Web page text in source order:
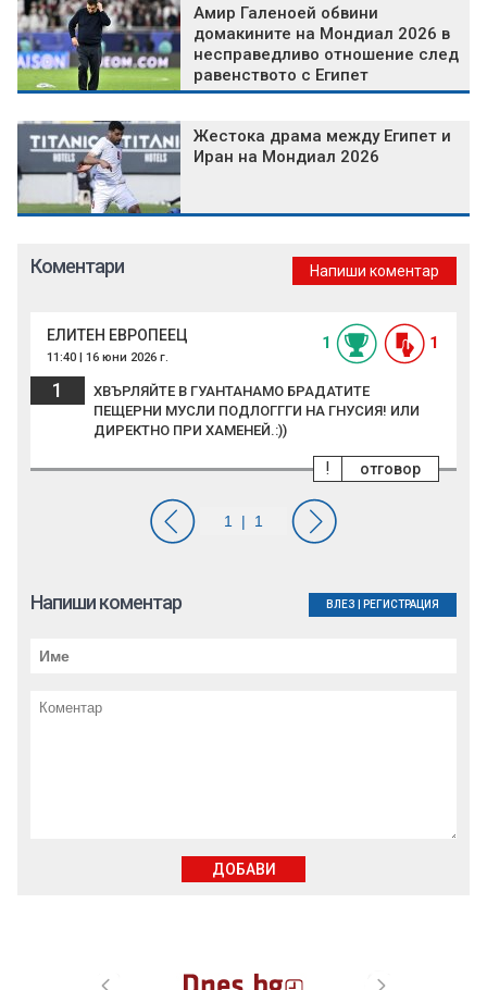
Амир Галеноей обвини
домакините на Мондиал 2026 в
несправедливо отношение след
равенството с Египет
Жестока драма между Египет и
Иран на Мондиал 2026
Коментари Напиши коментар
ЕЛИТЕН ЕВРОПЕЕЦ
11:40 | 16 юни 2026 г.
1 1
1
ХВЪРЛЯЙТЕ В ГУАНТАНАМО БРАДАТИТЕ
ПЕЩЕРНИ МУСЛИ ПОДЛОГГГИ НА ГНУСИЯ! ИЛИ
ДИРЕКТНО ПРИ ХАМЕНЕЙ.:))
отговор
!
Напиши коментар ВЛЕЗ РЕГИСТРАЦИЯ
ДОБАВИ